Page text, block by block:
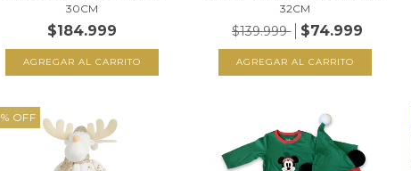
30CM
$184.999
32CM
$139.999 $74.999
% OFF